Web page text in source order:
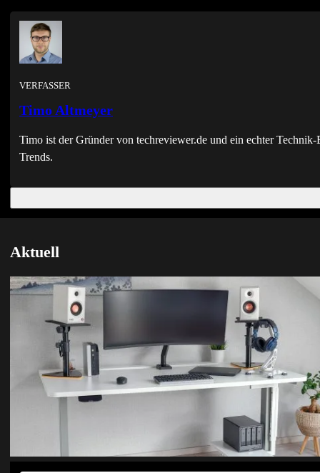
VERFASSER
Timo Altmeyer
Timo ist der Gründer von techreviewer.de und ein echter
Trends.
Aktuell